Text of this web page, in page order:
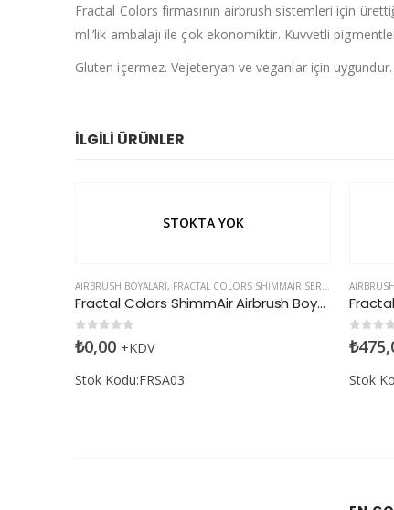
Fractal Colors firmasının airbrush sistemleri için
ml.’lik ambalajı ile çok ekonomiktir. Kuvvetli
Gluten içermez. Vejeteryan ve veganlar için
İLGILI ÜRÜNLER
STOKTA YOK
AIRBRUSH BOYALARI, FRACTAL COLORS SHIMMAIR SERISI
Fractal Colors ShimmAir Airbrush Boyası Shell Nacre Blue
05 üzerinden
₺0,00 +KDV
Stok Kodu:FRSA03
05
₺
Stok